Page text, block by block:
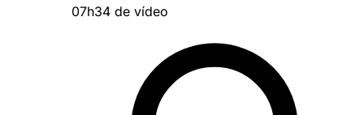
07h34 de vídeo